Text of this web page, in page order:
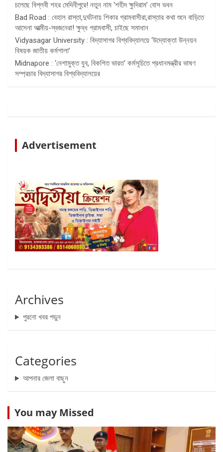
চলেছে বিপ্লবী শহর মেদিনীপুরে! নতুন নাম ‘শহীদ ক্ষুদিরাম’ বোস ভবন
Bad Road : বেহাল রাস্তা,দুর্ঘটনায় শিকার গ্রামবাসীরা,রাস্তার কথা শুনে বাড়িতে
আসেনা আত্মীয়-স্বজনেরা! ক্ষুব্ধ গ্রামবাসী, চাইছে সমাধান
Vidyasagar University : বিদ্যাসাগর বিশ্ববিদ্যালয়ে ‘উদ্যোক্তা উন্নয়ন
বিষয়ক জাতীয় কর্মশালা’
Midnapore : ‘নেশামুক্ত যুব, বিকশিত ভারত’ কর্মসূচিতে প্রধানমন্ত্রীর ভাষণ
সম্প্রচার বিদ্যাসাগর বিশ্ববিদ্যালয়ের
Advertisement
Archives
পুরনো খবর পড়ুন
Categories
আপনার জেলা বাছুন
You may Missed